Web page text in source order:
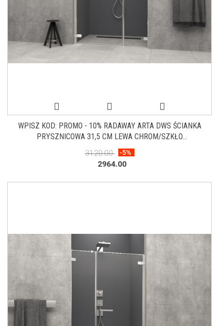
WPISZ KOD: PROMO - 10% RADAWAY ARTA DWS ŚCIANKA
PRYSZNICOWA 31,5 CM LEWA CHROM/SZKŁO
PRZEZROCZYSTE 386091-03-01L
3120.00 -5%
2964.00